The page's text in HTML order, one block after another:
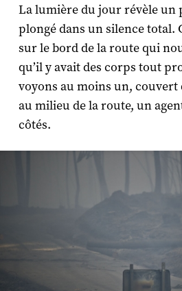
La lumière du jour révèle un
plongé dans un silence total.
sur le bord de la route qui
qu’il y avait des corps tout
voyons au moins un, couvert
au milieu de la route, un
côtés.